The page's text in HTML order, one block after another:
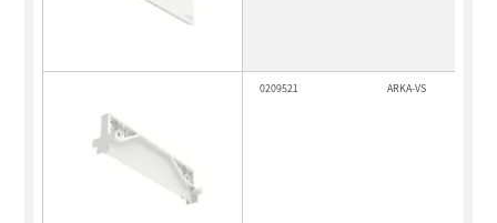
0209521 ARKA-VS